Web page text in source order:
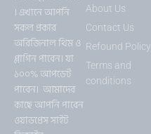
। এখানে আপনি
সকল প্রকার
অরিজিনাল থিম ও
প্লাগিন পাবেন। যা
১০০% আপডেট
পাবেন। আমাদের
কাছে আপনি পাবেন
ওয়াডপ্রেস সাইট
About Us
Contact Us
Refound Policy
Terms and
conditions